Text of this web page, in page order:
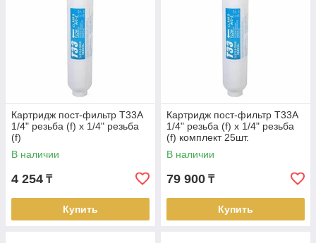
Картридж пост-фильтр T33A
1/4" резьба (f) х 1/4" резьба
(f)
В наличии
4 254 ₸
Купить
Картридж пост-фильтр T33A
1/4" резьба (f) х 1/4" резьба
(f) комплект 25шт.
В наличии
79 900 ₸
Купить